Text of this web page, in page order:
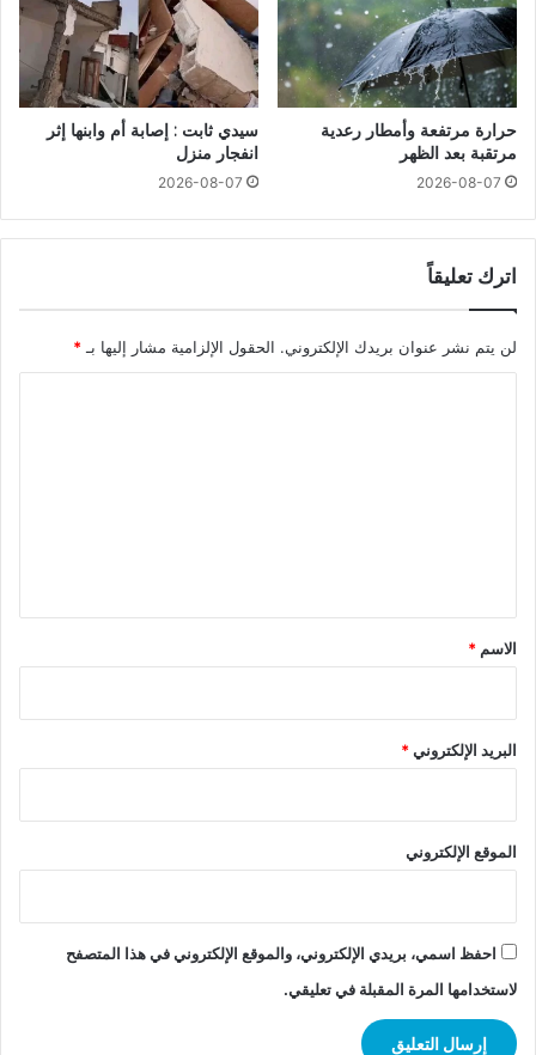
حرارة مرتفعة وأمطار رعدية
مرتقبة بعد الظهر
2026-08-07
سيدي ثابت : إصابة أم وابنها إثر
انفجار منزل
2026-08-07
اترك تعليقاً
لن يتم نشر عنوان بريدك الإلكتروني. الحقول الإلزامية مشار إليها بـ *
*
الاسم *
البريد الإلكتروني*
الموقع الإلكتروني
احفظ اسمي، بريدي الإلكتروني، والموقع الإلكتروني في هذا المتصفح
لاستخدامها المرة المقبلة في تعليقي.